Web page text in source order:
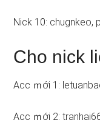
Nick 10: chugnkeo,
Cho nick
Acc ｍới 1:
Acc ｍới 2: